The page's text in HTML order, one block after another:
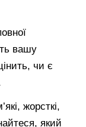
вашу
чи є
жорсткі,
який